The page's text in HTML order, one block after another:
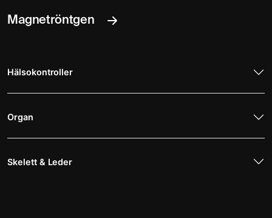
Magnetröntgen
Hälsokontroller
Organ
Skelett & Leder